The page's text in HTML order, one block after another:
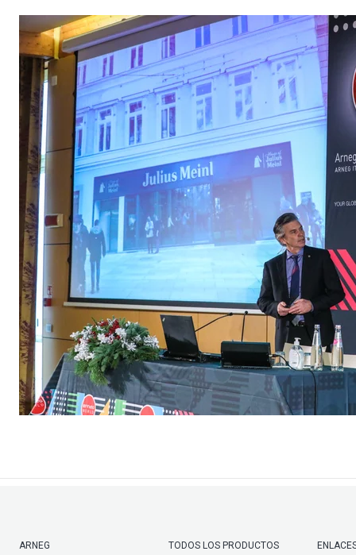
ARNEG TODOS LOS PRODUCTOS